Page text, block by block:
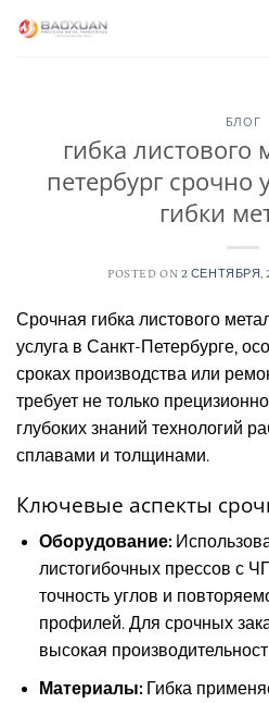
БЛОГ
гибка листового
петербург срочно
гибки
POSTED ON 2 СЕНТЯБРЯ,
Срочная гибка листового
услуга в Санкт-Петербурге,
сроках производства или
требует не только
глубоких знаний технологий
сплавами и толщинами.
Ключевые аспекты
Оборудование:
листогибочных прессов с
точность углов и
профилей. Для срочных
высокая
Материалы:Гибка